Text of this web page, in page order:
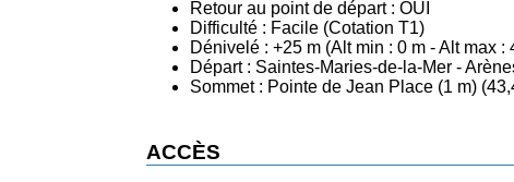
Retour au point de départ : OUI
Difficulté : Facile (Cotation T1)
Dénivelé : +25 m (Alt min : 0 m - Alt max :
Départ : Saintes-Maries-de-la-Mer -
Sommet : Pointe de Jean Place (1 m)
ACCÈS